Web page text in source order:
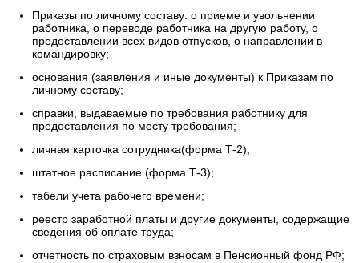
Приказы по личному составу: о приеме и увольнении
работника, о переводе работника на другую работу, о
предоставлении всех видов отпусков, о направлении в
командировку;
основания (заявления и иные документы) к Приказам по
личному составу;
справки, выдаваемые по требования работнику для
предоставления по месту требования;
личная карточка сотрудника(форма Т-2);
штатное расписание (форма Т-3);
табели учета рабочего времени;
реестр заработной платы и другие документы, содержащие
сведения об оплате труда;
отчетность по страховым взносам в Пенсионный фонд РФ;